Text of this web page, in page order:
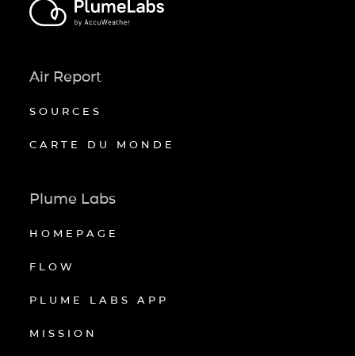
Air Report
SOURCES
CARTE DU MONDE
Plume Labs
HOMEPAGE
FLOW
PLUME LABS APP
MISSION